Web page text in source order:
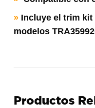
» Incluye el trim
modelos
Productos